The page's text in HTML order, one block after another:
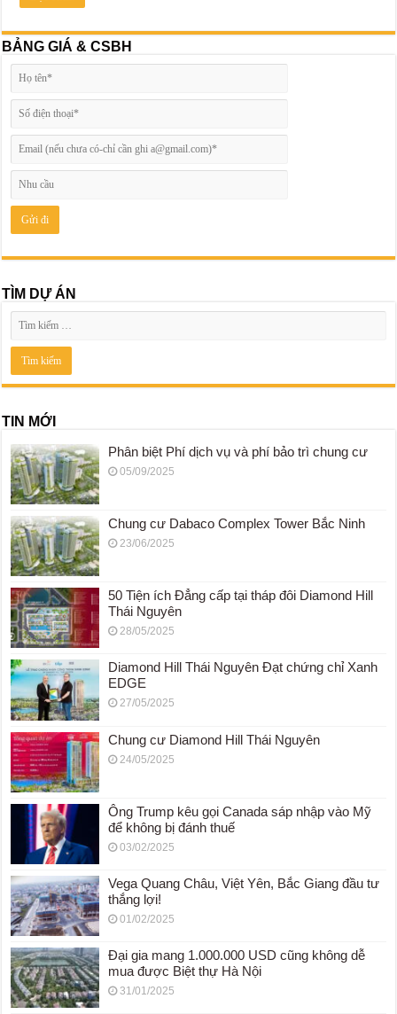
BẢNG GIÁ & CSBH
TÌM DỰ ÁN
TIN MỚI
Phân biệt Phí dịch vụ và phí bảo trì chung cư
05/09/2025
Chung cư Dabaco Complex Tower Bắc Ninh
23/06/2025
50 Tiện ích Đẳng cấp tại tháp đôi Diamond Hill
Thái Nguyên
28/05/2025
Diamond Hill Thái Nguyên Đạt chứng chỉ Xanh
EDGE
27/05/2025
Chung cư Diamond Hill Thái Nguyên
24/05/2025
Ông Trump kêu gọi Canada sáp nhập vào Mỹ
để không bị đánh thuế
03/02/2025
Vega Quang Châu, Việt Yên, Bắc Giang đầu tư
thắng lợi!
01/02/2025
Đại gia mang 1.000.000 USD cũng không dễ
mua được Biệt thự Hà Nội
31/01/2025